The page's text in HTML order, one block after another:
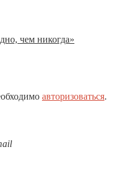
чем никогда»
авторизоваться.